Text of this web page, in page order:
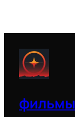
фильмы